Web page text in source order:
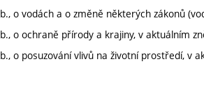
o vodách a o změně některých zákonů
o ochraně přírody a krajiny, v aktuálním
o posuzování vlivů na životní prostředí, v